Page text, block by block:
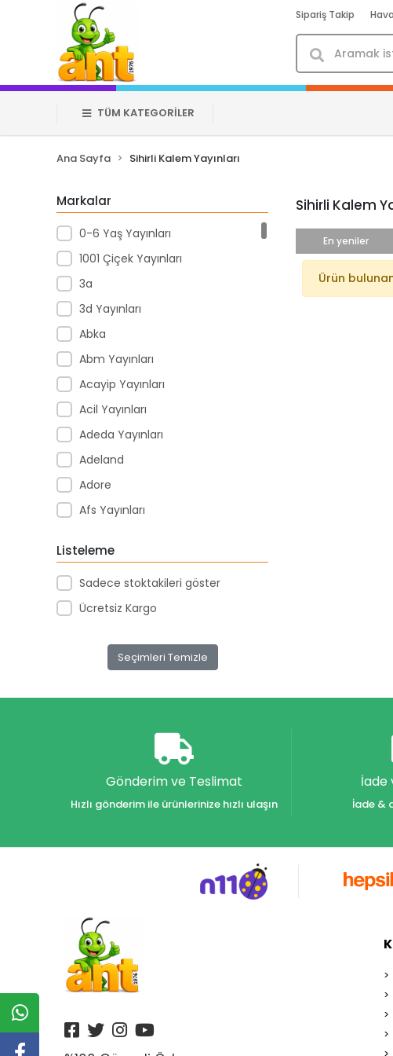
Sipariş Takip
TÜM KATEGORİLER
Ana Sayfa Sihirli Kalem Yayınları
Markalar
0-6 Yaş Yayınları
1001 Çiçek Yayınları
3a
3d Yayınları
Abka
Abm Yayınları
Acayip Yayınları
Acil Yayınları
Adeda Yayınları
Adeland
Adore
Afs Yayınları
Agt
Aıhao
Akademi Denizi Yayınları
Akçağ Yayınları
Alfa Yayınları
Alfabe Yayınları
Altın Karma Yayınları
Altın Kitaplar Yayınevi
Altın Kitaplar Yayınları
Altınyıldız
Listeleme
Sadece stoktakileri göster
Ücretsiz Kargo
Seçimleri Temizle
Sihirli Kalem
En yeniler
Ürün
Gönderim ve Teslimat
Hızlı gönderim ile ürünlerinize hızlı ulaşın
İade
İade &